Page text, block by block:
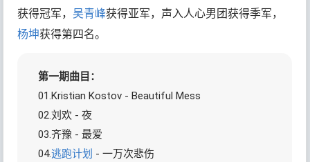
获得冠军，吴青峰获得亚军，声入人心男团获得季军，
杨坤获得第四名。
第一期曲目：
01.Kristian Kostov - Beautiful Mess
02.刘欢 - 夜
03.齐豫 - 最爱
04.逃跑计划 - 一万次悲伤